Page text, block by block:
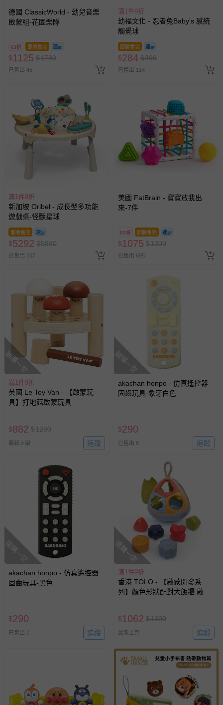
德國 ClassicWorld - 幼兒音樂
啟蒙組-花園樂隊
63折 即將售完
$1125 $1780
已售出 45
滿1件9折
幼福文化 - 忍者兔Baby's 感統
觸覺球
即將售完
$284 $399
已售出 114
滿1件9折
新加坡 Oribel - 成長型多功能
遊戲桌-怪獸星球
即將售完
$5292 $5880
已售出 107
美國 FatBrain - 寶寶放我出
來-7件
83折 即將售完
$1075 $1300
已售出 695
搶購一空
滿1件9折
英國 Le Toy Van - 【啟蒙玩
具】打地菇啟蒙玩具
$882 $1200
最新上架 追蹤
搶購一空
akachan honpo - 仿真遙控器
固齒玩具-象牙白色
$290
已售出 8 追蹤
搶購一空
akachan honpo - 仿真遙控器
固齒玩具-黑色
$290
已售出 7 追蹤
搶購一空
滿1件9折
香港 TOLO - 【啟蒙開發系
列】顏色形狀配對大飯糰 啟蒙
$1062 $1300
最新上架 追蹤